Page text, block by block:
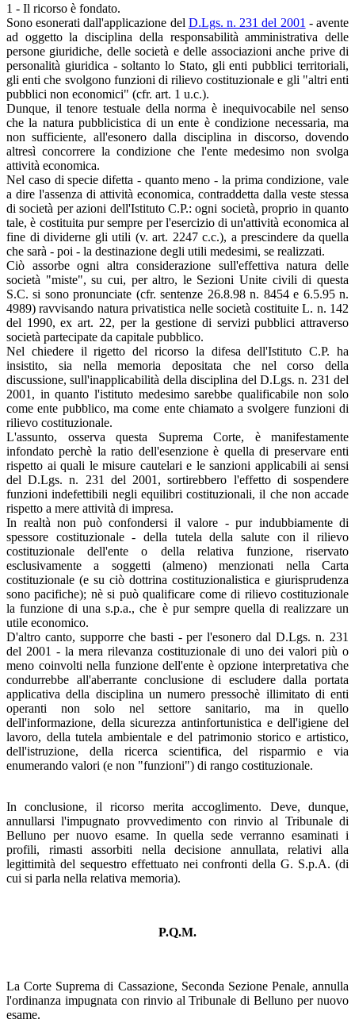
1 - Il ricorso è fondato.
Sono esonerati dall'applicazione del D.Lgs. n. 231 del 2001 - avente
ad oggetto la disciplina della responsabilità amministrativa delle
persone giuridiche, delle società e delle associazioni anche prive di
personalità giuridica - soltanto lo Stato, gli enti pubblici territoriali,
gli enti che svolgono funzioni di rilievo costituzionale e gli "altri enti
pubblici non economici" (cfr. art. 1 u.c.).
Dunque, il tenore testuale della norma è inequivocabile nel senso
che la natura pubblicistica di un ente è condizione necessaria, ma
non sufficiente, all'esonero dalla disciplina in discorso, dovendo
altresì concorrere la condizione che l'ente medesimo non svolga
attività economica.
Nel caso di specie difetta - quanto meno - la prima condizione, vale
a dire l'assenza di attività economica, contraddetta dalla veste stessa
di società per azioni dell'Istituto C.P.: ogni società, proprio in quanto
tale, è costituita pur sempre per l'esercizio di un'attività economica al
fine di dividerne gli utili (v. art. 2247 c.c.), a prescindere da quella
che sarà - poi - la destinazione degli utili medesimi, se realizzati.
Ciò assorbe ogni altra considerazione sull'effettiva natura delle
società "miste", su cui, per altro, le Sezioni Unite civili di questa
S.C. si sono pronunciate (cfr. sentenze 26.8.98 n. 8454 e 6.5.95 n.
4989) ravvisando natura privatistica nelle società costituite L. n. 142
del 1990, ex art. 22, per la gestione di servizi pubblici attraverso
società partecipate da capitale pubblico.
Nel chiedere il rigetto del ricorso la difesa dell'Istituto C.P. ha
insistito, sia nella memoria depositata che nel corso della
discussione, sull'inapplicabilità della disciplina del D.Lgs. n. 231 del
2001, in quanto l'istituto medesimo sarebbe qualificabile non solo
come ente pubblico, ma come ente chiamato a svolgere funzioni di
rilievo costituzionale.
L'assunto, osserva questa Suprema Corte, è manifestamente
infondato perchè la ratio dell'esenzione è quella di preservare enti
rispetto ai quali le misure cautelari e le sanzioni applicabili ai sensi
del D.Lgs. n. 231 del 2001, sortirebbero l'effetto di sospendere
funzioni indefettibili negli equilibri costituzionali, il che non accade
rispetto a mere attività di impresa.
In realtà non può confondersi il valore - pur indubbiamente di
spessore costituzionale - della tutela della salute con il rilievo
costituzionale dell'ente o della relativa funzione, riservato
esclusivamente a soggetti (almeno) menzionati nella Carta
costituzionale (e su ciò dottrina costituzionalistica e giurisprudenza
sono pacifiche); nè si può qualificare come di rilievo costituzionale
la funzione di una s.p.a., che è pur sempre quella di realizzare un
utile economico.
D'altro canto, supporre che basti - per l'esonero dal D.Lgs. n. 231
del 2001 - la mera rilevanza costituzionale di uno dei valori più o
meno coinvolti nella funzione dell'ente è opzione interpretativa che
condurrebbe all'aberrante conclusione di escludere dalla portata
applicativa della disciplina un numero pressochè illimitato di enti
operanti non solo nel settore sanitario, ma in quello
dell'informazione, della sicurezza antinfortunistica e dell'igiene del
lavoro, della tutela ambientale e del patrimonio storico e artistico,
dell'istruzione, della ricerca scientifica, del risparmio e via
enumerando valori (e non "funzioni") di rango costituzionale.
In conclusione, il ricorso merita accoglimento. Deve, dunque,
annullarsi l'impugnato provvedimento con rinvio al Tribunale di
Belluno per nuovo esame. In quella sede verranno esaminati i
profili, rimasti assorbiti nella decisione annullata, relativi alla
legittimità del sequestro effettuato nei confronti della G. S.p.A. (di
cui si parla nella relativa memoria).
P.Q.M.
La Corte Suprema di Cassazione, Seconda Sezione Penale, annulla
l'ordinanza impugnata con rinvio al Tribunale di Belluno per nuovo
esame.